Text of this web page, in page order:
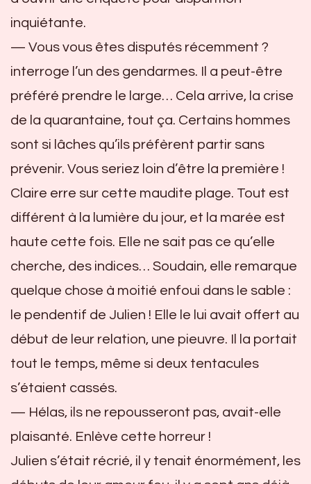
inquiétante.
— Vous vous êtes disputés récemment ?
interroge l’un des gendarmes. Il a peut-être
préféré prendre le large… Cela arrive, la crise
de la quarantaine, tout ça. Certains hommes
sont si lâches qu’ils préfèrent partir sans
prévenir. Vous seriez loin d’être la première !
Claire erre sur cette maudite plage. Tout est
différent à la lumière du jour, et la marée est
haute cette fois. Elle ne sait pas ce qu’elle
cherche, des indices… Soudain, elle remarque
quelque chose à moitié enfoui dans le sable :
le pendentif de Julien ! Elle le lui avait offert au
début de leur relation, une pieuvre. Il la portait
tout le temps, même si deux tentacules
s’étaient cassés.
— Hélas, ils ne repousseront pas, avait-elle
plaisanté. Enlève cette horreur !
Julien s’était récrié, il y tenait énormément, les